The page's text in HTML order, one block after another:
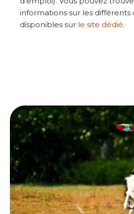
informations sur les différents
disponibles sur le site dédié.